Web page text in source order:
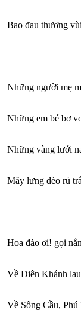
Bao đau thương
Những người mẹ
Những em bé bơ
Những vàng lưới
Mây lưng đèo rủ
Hoa đào ơi! gọi
Về Diên Khánh
Về Sông Cầu,